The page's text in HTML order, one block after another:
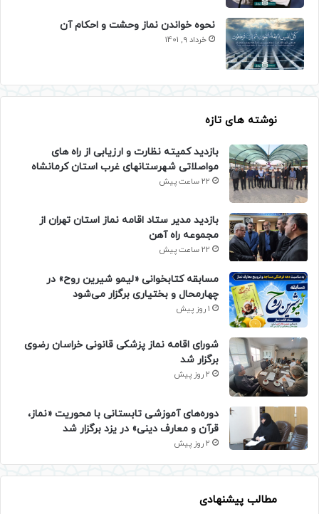
نحوه خواندن نماز وحشت و احکام آن
خرداد 9, 1401
نوشته های تازه
بازدید کمیته نظارت و ارزیابی از راه های
مواصلاتی شهرستانهای غرب استان کرمانشاه
22 ساعت پیش
بازدید مدیر ستاد اقامه نماز استان تهران از
مجموعه راه آهن
22 ساعت پیش
مسابقه کتابخوانی «لیمو شیرین روح» در
چهارمحال و بختیاری برگزار می‌شود
1 روز پیش
شورای اقامه نماز پزشکی قانونی خراسان رضوی
برگزار شد
2 روز پیش
دوره‌های آموزشی تابستانی با محوریت «نماز،
قرآن و معارف دینی» در یزد برگزار شد
2 روز پیش
مطالب پیشنهادی